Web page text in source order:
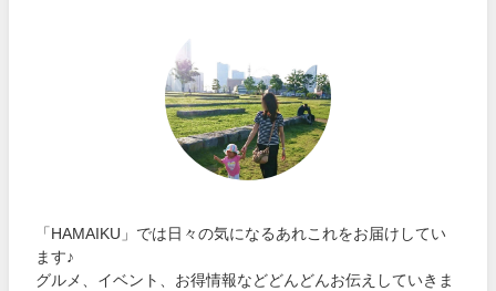
「HAMAIKU」では日々の気になるあれこれをお届けしてい
ます♪
グルメ、イベント、お得情報などどんどんお伝えしていきま